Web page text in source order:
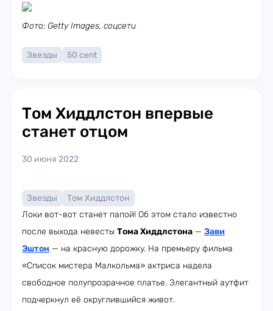
Фото: Getty Images, соцсети
Звезды 50 cent
Том Хиддлстон впервые
станет отцом
30 июня 2022
Звезды
Том Хиддлстон
Локи вот-вот станет папой! Об этом стало известно
после выхода невесты Тома Хиддлстона — Зави
Эштон — на красную дорожку. На премьеру фильма
«Список мистера Малкольма» актриса надела
свободное полупрозрачное платье. Элегантный аутфит
подчеркнул её округлившийся живот.